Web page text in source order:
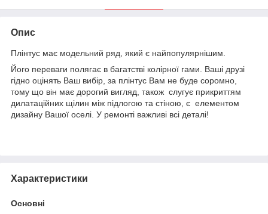
Опис
Плінтус має модельний ряд, який є найпопулярнішим.
Його переваги полягає в багатстві колірної гами. Ваші друзі
гідно оцінять Ваш вибір, за плінтус Вам не буде соромно,
тому що він має дорогий вигляд, також слугує прикриттям
дилатаційних щілин між підлогою та стіною, є елементом
дизайну Вашої оселі. У ремонті важливі всі деталі!
Характеристики
Основні